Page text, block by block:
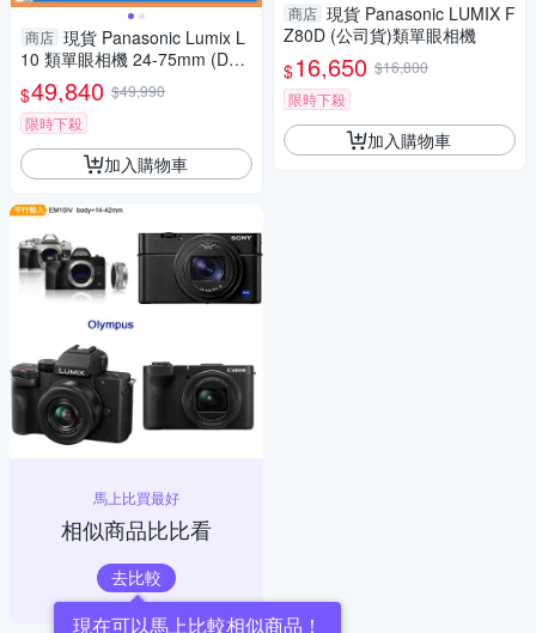
商店 現貨 Panasonic Lumix L
10 類單眼相機 24-75mm (DC-
L10,公司貨)
$49,840 $49,990
限時下殺
加入購物車
馬上比買最好
相似商品比比看
去比較
現在可以馬上比較相似商品！
商店 現貨 Panasonic LUMIX F
Z80D (公司貨)類單眼相機
$16,650 $16,800
限時下殺
加入購物車